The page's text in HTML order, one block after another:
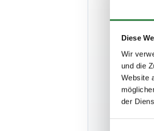
Diese
Wir
und die
Website
der